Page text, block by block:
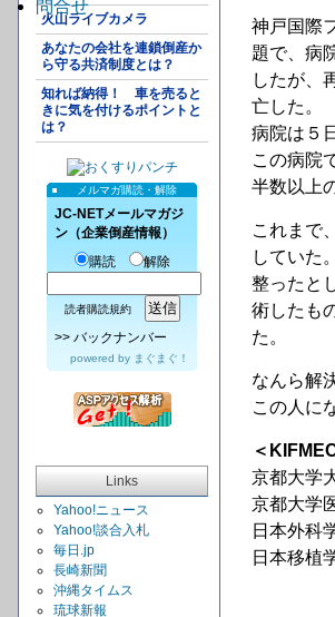
問合せ
火山ライブカメラ
あなたの会社を連鎖倒産か
ら守る共済制度とは？
知れば納得！ 車を売ると
きに気を付けるポイントと
は？
メルマガ購読・解除
JC-NETメールマガジ
ン（企業倒産情報）
購読
解除
読者購読規約
>> バックナンバー
powered by まぐまぐ！
Links
Yahoo!ニュース
Yahoo!談合入札
毎日.jp
長崎新聞
沖縄タイムス
琉球新報
神戸国際
題で、病
したが、
亡した。
病院は５
この病院
半数以上
これまで
していた。
整ったと
術したも
た。
なんら解
この人に
＜
京都大学
京都大学
日本外科
日本移植